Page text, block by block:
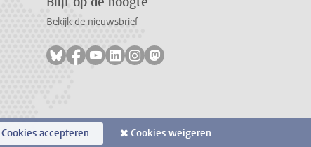
Bekijk de nieuwsbrief
Volg ons op bluesky
Volg ons op facebook
Volg ons op youtube
Volg ons op linkedin
Volg ons op instagram
Volg ons op mastodon
Cookies accepteren Cookies weigeren